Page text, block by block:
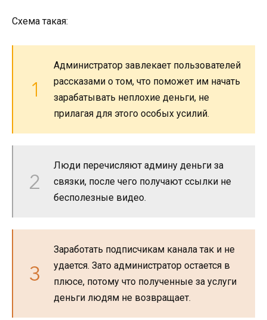
Схема такая:
Администратор завлекает пользователей
рассказами о том, что поможет им начать
зарабатывать неплохие деньги, не
прилагая для этого особых усилий.
Люди перечисляют админу деньги за
связки, после чего получают ссылки не
бесполезные видео.
Заработать подписчикам канала так и не
удается. Зато администратор остается в
плюсе, потому что полученные за услуги
деньги людям не возвращает.